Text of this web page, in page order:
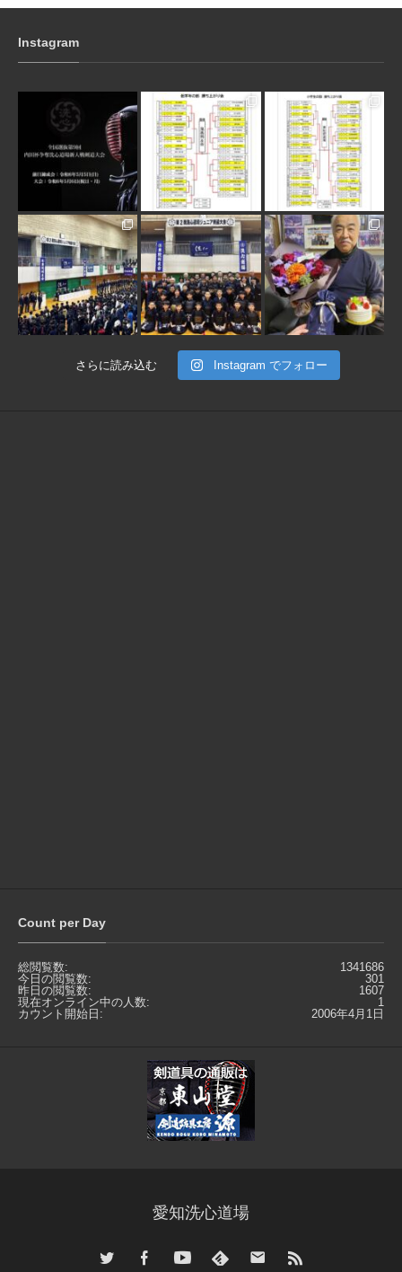
Instagram
1月 31 1月 31
1月 30 1月 30 1月 28
さらに読み込む Instagram でフォロー
Count per Day
1341686
総閲覧数:
301
今日の閲覧数:
1607
昨日の閲覧数:
1
現在オンライン中の人数:
2006年4月1日
カウント開始日:
愛知洗心道場